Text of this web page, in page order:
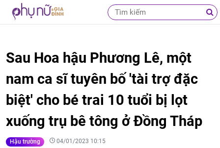
Sau Hoa hậu Phương Lê, một
nam ca sĩ tuyên bố 'tài trợ đặc
biệt' cho bé trai 10 tuổi bị lọt
xuống trụ bê tông ở Đồng Tháp
Hậu trường 04/01/2023 10:15